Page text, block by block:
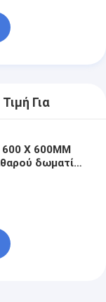
Για
X 600MM
δωματίου